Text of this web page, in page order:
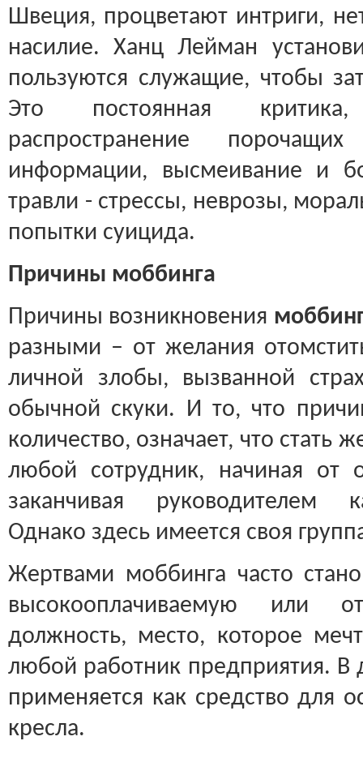
Швеция, процветают интриги,
насилие. Ханц Лейман
пользуются служащие, чтобы
Это постоянная
распространение
информации, высмеивание и
травли - стрессы, неврозы,
попытки суицида.
Причины моббинга
Причины возникновения
разными – от желания
личной злобы, вызванной
обычной скуки. И то, что
количество, означает, что стать
любой сотрудник, начиная от
заканчивая руководителем
Однако здесь имеется своя
Жертвами моббинга часто
высокооплачиваемую или
должность, место, которое
любой работник предприятия. В
применяется как средство для
кресла.